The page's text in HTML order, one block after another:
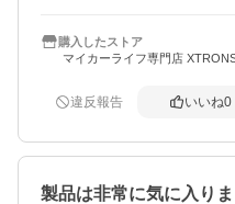
購入したストア
マイカーライフ専門店
違反報告 いいね0
製品は非常に気に入り